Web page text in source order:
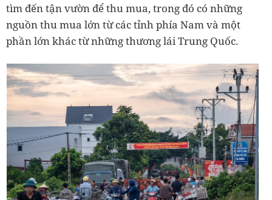
tìm đến tận vườn để thu mua, trong đó có những
nguồn thu mua lớn từ các tỉnh phía Nam và một
phần lớn khác từ những thương lái Trung Quốc.